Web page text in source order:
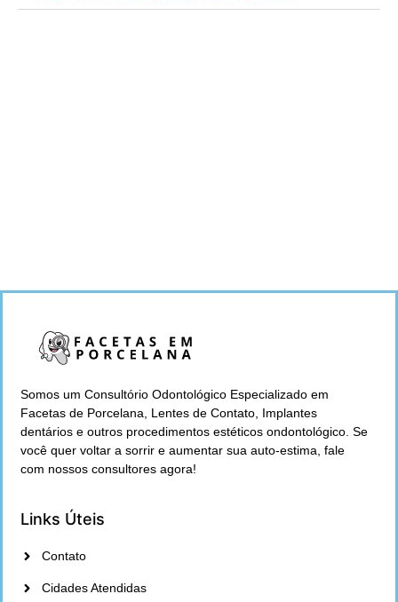
Somos um Consultório Odontológico Especializado em
Facetas de Porcelana, Lentes de Contato, Implantes
dentários e outros procedimentos estéticos ondontológico. Se
você quer voltar a sorrir e aumentar sua auto-estima, fale
com nossos consultores agora!
Links Úteis
Contato
Cidades Atendidas